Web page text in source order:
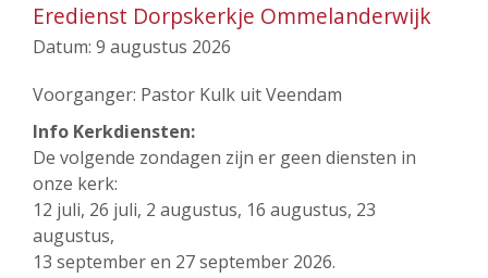
Eredienst Dorpskerkje Ommelanderwijk
Datum: 9 augustus 2026
Voorganger: Pastor Kulk uit Veendam
Info Kerkdiensten:
De volgende zondagen zijn er geen diensten in
onze kerk:
12 juli, 26 juli, 2 augustus, 16 augustus, 23
augustus,
13 september en 27 september 2026.